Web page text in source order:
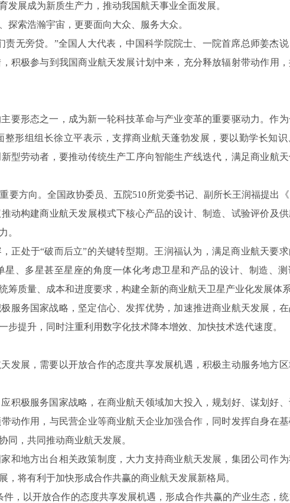
展成为新质生产力，推动我国航天事业全面发展。
探索浩瀚宇宙，更要面向大众、服务大众。
无旁贷。”全国人大代表，中国科学院院士、一院首席总师姜杰
积极参与到我国商业航天发展计划中来，充分释放辐射带动作用
要形态之一，成为新一轮科技革命与产业变革的重要驱动力。作
整形组组长徐立平表示，支撑商业航天蓬勃发展，要以勤学长知
型劳动者，要推动传统生产工序向智能生产线迭代，满足商业航
要方向。全国政协委员、五院510所党委书记、副所长王润福提出
动构建商业航天发展模式下核心产品的设计、制造、试验评价及供
。
正处于“破而后立”的关键转型期。王润福认为，满足商业航天要
、多星甚至星座的角度一体化考虑卫星和产品的设计、制造、测
质量、成本和进度要求，构建全新的商业航天卫星产业化发展体系
服务国家战略，坚定信心、发挥优势，加速推进商业航天发展，
提升，同时注重利用数字化技术降本增效、加快技术迭代速度。
发展，需要以开放合作的态度共享发展机遇，积极主动服务地方
积极服务国家战略，在商业航天领域加大投入，规划好、谋划好
动作用，与民营企业等商业航天企业加强合作，同时发挥自身在
同，共同推动商业航天发展。
和地方出台相关政策制度，大力支持商业航天发展，集团公司作
将有利于加快形成合作共赢的商业航天发展新格局。
，以开放合作的态度共享发展机遇，形成合作共赢的产业生态，